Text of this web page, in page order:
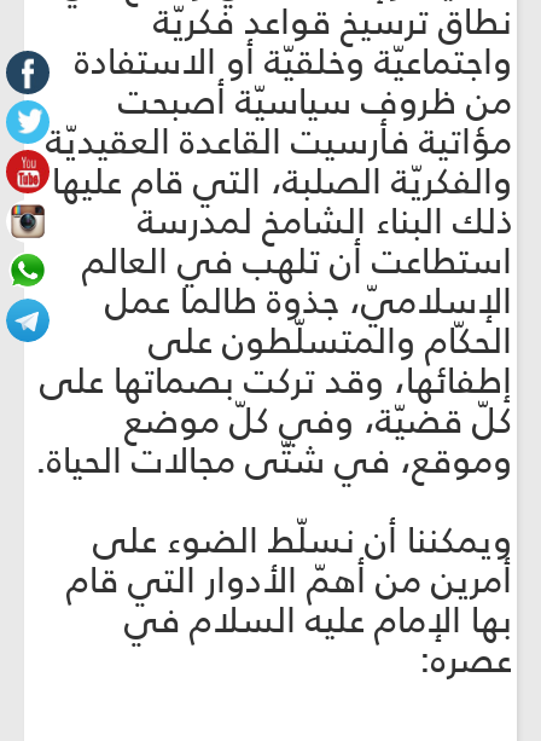
نطاق ترسيخ قواعد فكريّة
واجتماعيّة وخلقيّة أو الاستفادة
من ظروف سياسيّة أصبحت
مؤاتية فأرسيت القاعدة العقيديّة
والفكريّة الصلبة، التي قام عليها
ذلك البناء الشامخ لمدرسة
استطاعت أن تلهب في العالم
الإسلاميّ، جذوة طالما عمل
الحكّام والمتسلّطون على
إطفائها، وقد تركت بصماتها على
كلّ قضيّة، وفي كلّ موضع
وموقع، في شتّى مجالات الحياة.
ويمكننا أن نسلّط الضوء على
أمرين من أهمّ الأدوار التي قام
بها الإمام عليه السلام في
عصره: